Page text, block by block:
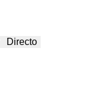
Directo